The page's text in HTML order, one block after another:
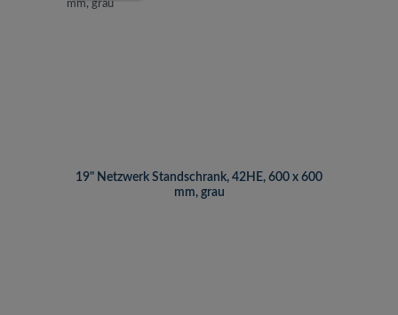
19" Netzwerk Standschrank, 42HE, 600 x 600
mm, grau